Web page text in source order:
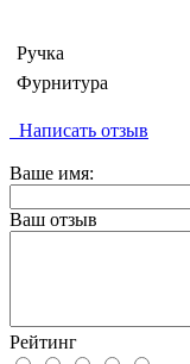
Ручка
Фурнитура
Написать отзыв
Ваше имя:
Ваш отзыв
Рейтинг